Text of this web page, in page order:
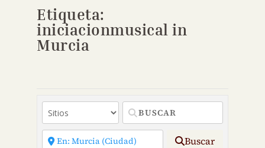
Etiqueta:
iniciacionmusical in
Murcia
Buscar